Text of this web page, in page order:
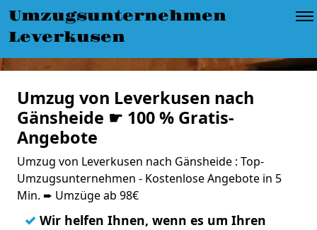
Umzugsunternehmen
Leverkusen
Umzug von Leverkusen nach
Gänsheide ☛ 100 % Gratis-
Angebote
Umzug von Leverkusen nach Gänsheide : Top-
Umzugsunternehmen - Kostenlose Angebote in 5
Min. ➨ Umzüge ab 98€
✓ Wir helfen Ihnen, wenn es um Ihren